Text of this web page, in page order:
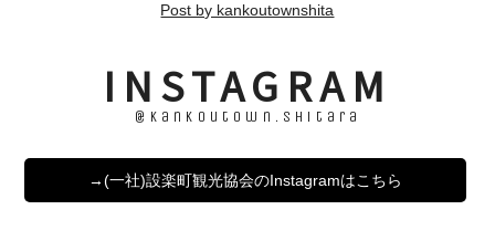
Post by kankoutownshita
INSTAGRAM
@kankoutown.shitara
→(一社)設楽町観光協会のInstagramはこちら